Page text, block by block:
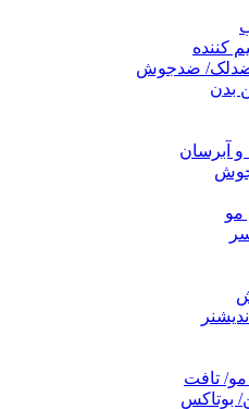
کننده
ضدلک/ ضدجوش
بدن
آبرسان
مو
تافت
بوتاکس